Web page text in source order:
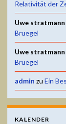
Relativität der
Uwe stratmann
Bruegel
Uwe stratmann
Bruegel
admin zu Ein
KALENDER